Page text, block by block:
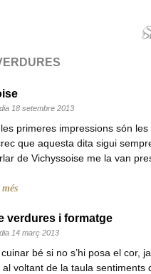
18 setembre 2013
primeres impressions són
que aquesta dita sigui
de Vichyssoise me la van
verdures i formatge
14 març 2013
bé si no s’hi posa el cor,
voltant de la taula sentiments